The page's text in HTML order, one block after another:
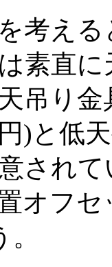
考える
素直
吊り金
)と低
され
オフセ